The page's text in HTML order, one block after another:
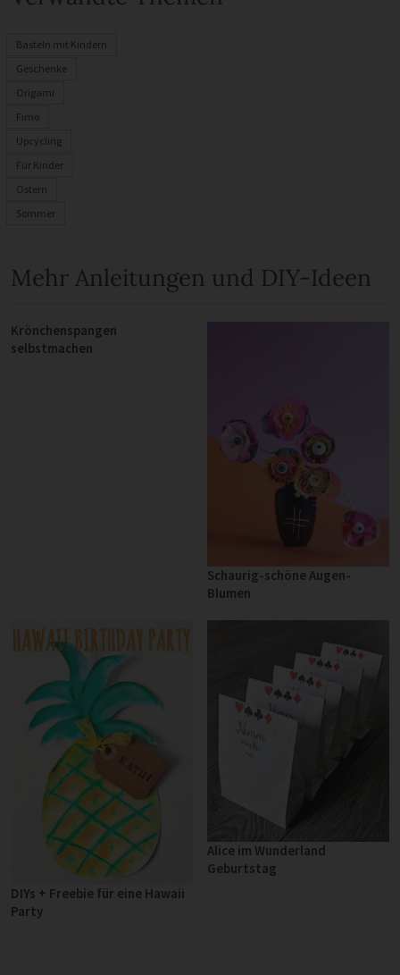
Basteln mit Kindern
Geschenke
Origami
Fimo
Upcycling
Für Kinder
Ostern
Sommer
Mehr Anleitungen und DIY-Ideen
Krönchenspangen
selbstmachen
Schaurig-schöne Augen-
Blumen
DIYs + Freebie für eine Hawaii
Party
Alice im Wunderland
Geburtstag